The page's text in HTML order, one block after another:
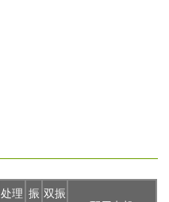
处理 振 双振